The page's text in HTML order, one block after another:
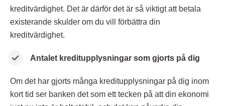
kreditvärdighet. Det är därför det är så viktigt att betala
existerande skulder om du vill förbättra din
kreditvärdighet.
Antalet kreditupplysningar som gjorts på dig
Om det har gjorts många kreditupplysningar på dig inom
kort tid ser banken det som ett tecken på att din ekonomi